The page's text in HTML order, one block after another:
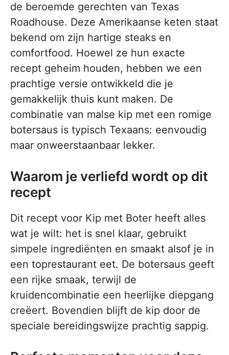
de beroemde gerechten van Texas
Roadhouse. Deze Amerikaanse keten staat
bekend om zijn hartige steaks en
comfortfood. Hoewel ze hun exacte
recept geheim houden, hebben we een
prachtige versie ontwikkeld die je
gemakkelijk thuis kunt maken. De
combinatie van malse kip met een romige
botersaus is typisch Texaans: eenvoudig
maar onweerstaanbaar lekker.
Waarom je verliefd wordt op dit
recept
Dit recept voor Kip met Boter heeft alles
wat je wilt: het is snel klaar, gebruikt
simpele ingrediënten en smaakt alsof je in
een toprestaurant eet. De botersaus geeft
een rijke smaak, terwijl de
kruidencombinatie een heerlijke diepgang
creëert. Bovendien blijft de kip door de
speciale bereidingswijze prachtig sappig.